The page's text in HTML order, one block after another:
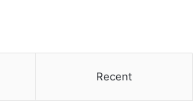
Recent